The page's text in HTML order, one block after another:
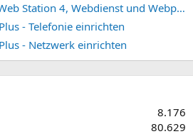
Synology DSM 7.2/7.3, Web Station 4, Webdienst und Webportal erstellen (ehemals vHost)
- Telefonie einrichten
- Netzwerk einrichten
8.176
80.629